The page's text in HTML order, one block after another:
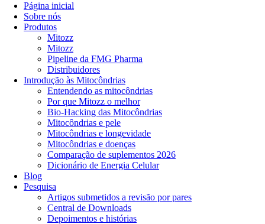
Página inicial
Sobre nós
Produtos
Mitozz
Mitozz
Pipeline da FMG Pharma
Distribuidores
Introdução às Mitocôndrias
Entendendo as mitocôndrias
Por que Mitozz o melhor
Bio-Hacking das Mitocôndrias
Mitocôndrias e pele
Mitocôndrias e longevidade
Mitocôndrias e doenças
Comparação de suplementos 2026
Dicionário de Energia Celular
Blog
Pesquisa
Artigos submetidos a revisão por pares
Central de Downloads
Depoimentos e histórias